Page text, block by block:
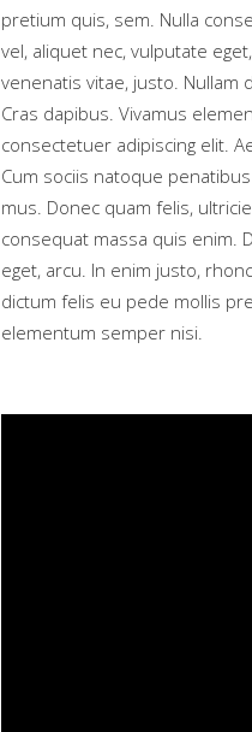
pretium quis, sem. Nulla
vel, aliquet nec, vulputate
venenatis vitae, justo. Nullam
Cras dapibus. Vivamus
consectetuer adipiscing elit.
Cum sociis natoque
mus. Donec quam felis,
consequat massa quis enim.
eget, arcu. In enim justo,
dictum felis eu pede mollis
elementum semper nisi.